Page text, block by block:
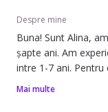
Despre mine
Buna! Sunt Alina, am 27 de ani, sunt educator de aproximativ
șapte ani. Am experiență în lucrul cu copiii cu varsta cuprinsa
intre 1-7 ani.
Mai multe